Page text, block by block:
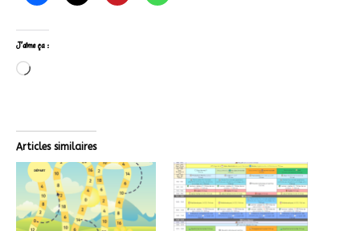
J’aime ça :
Articles similaires